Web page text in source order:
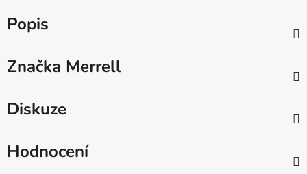
Popis
Značka Merrell
Diskuze
Hodnocení